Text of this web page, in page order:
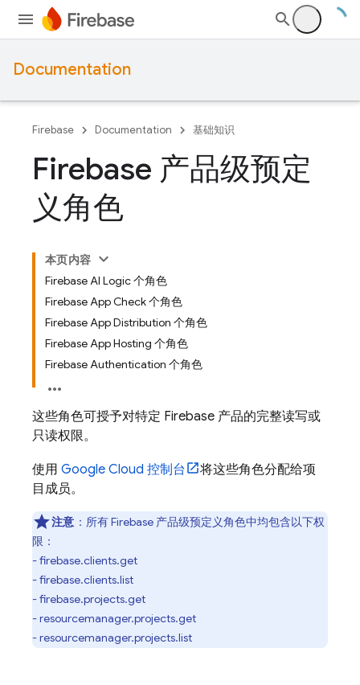
Documentation
Firebase Documentation 基础知识
Firebase 产品级预定
义角色
本页内容
Firebase AI Logic 个角色
Firebase App Check 个角色
Firebase App Distribution 个角色
Firebase App Hosting 个角色
Firebase Authentication 个角色
这些角色可授予对特定 Firebase 产品的完整读写或
只读权限。
使用 Google Cloud 控制台
将这些角色分配给项
目成员。
注意 ：所有 Firebase 产品级预定义角色中均包含以下权
限 ：
- firebase.clients.get
- firebase.clients.list
- firebase.projects.get
- resourcemanager.projects.get
- resourcemanager.projects.list